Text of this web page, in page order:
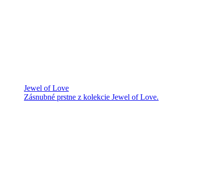
Jewel of Love
Zásnubné prstne z kolekcie Jewel of Love.